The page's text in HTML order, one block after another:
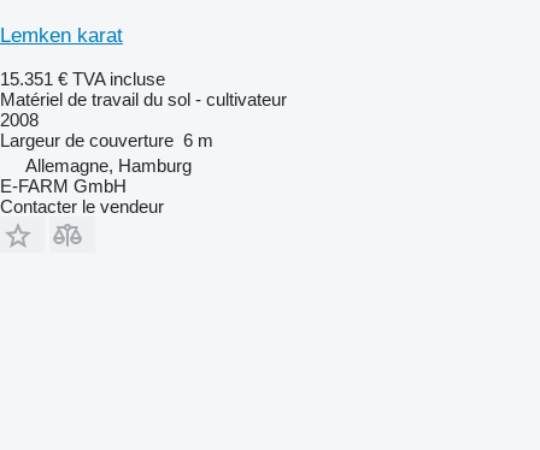
Lemken karat
15.351 € TVA incluse
Matériel de travail du sol - cultivateur
2008
Largeur de couverture 6 m
Allemagne, Hamburg
E-FARM GmbH
Contacter le vendeur